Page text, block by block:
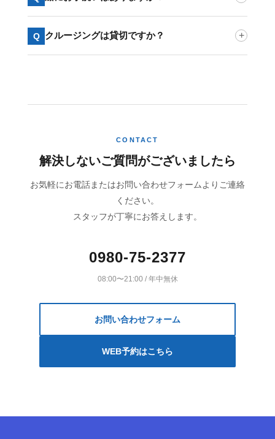
Q クルージングは貸切ですか？ +
CONTACT
解決しないご質問がございましたら
お気軽にお電話またはお問い合わせフォームよりご連絡
ください。
スタッフが丁寧にお答えします。
0980-75-2377
08:00〜21:00 / 年中無休
お問い合わせフォーム
WEB予約はこちら